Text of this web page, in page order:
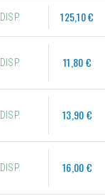
DISP. 125,10 €
DISP. 11,80 €
DISP. 13,90 €
DISP. 16,00 €